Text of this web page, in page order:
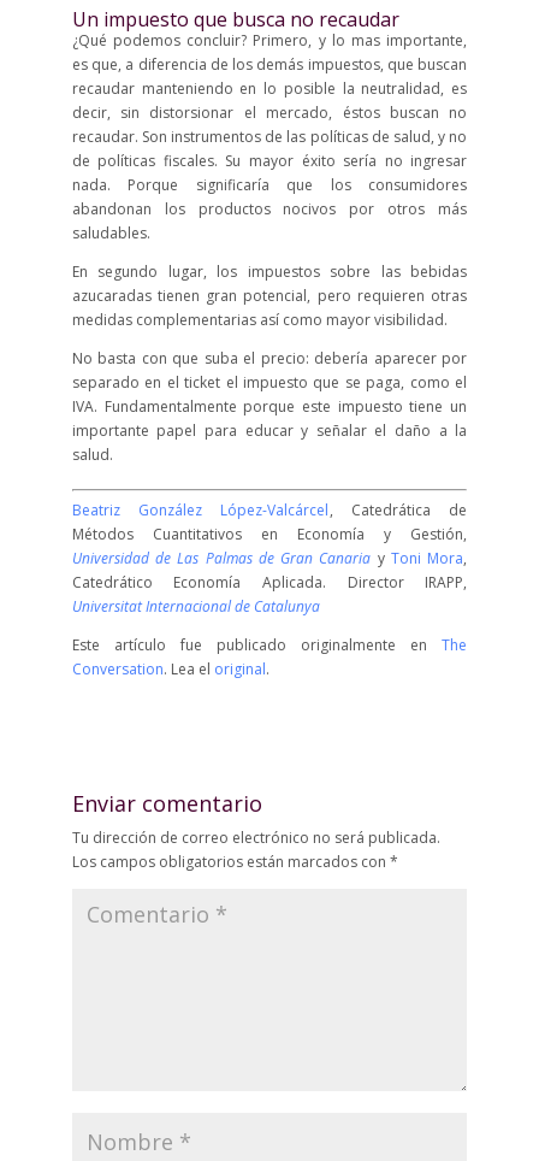
Un impuesto que busca no recaudar
¿Qué podemos concluir? Primero, y lo mas importante,
es que, a diferencia de los demás impuestos, que buscan
recaudar manteniendo en lo posible la neutralidad, es
decir, sin distorsionar el mercado, éstos buscan no
recaudar. Son instrumentos de las políticas de salud, y no
de políticas fiscales. Su mayor éxito sería no ingresar
nada. Porque significaría que los consumidores
abandonan los productos nocivos por otros más
saludables.
En segundo lugar, los impuestos sobre las bebidas
azucaradas tienen gran potencial, pero requieren otras
medidas complementarias así como mayor visibilidad.
No basta con que suba el precio: debería aparecer por
separado en el ticket el impuesto que se paga, como el
IVA. Fundamentalmente porque este impuesto tiene un
importante papel para educar y señalar el daño a la
salud.
Beatriz González López-Valcárcel, Catedrática de
Métodos Cuantitativos en Economía y Gestión,
Universidad de Las Palmas de Gran Canaria y Toni Mora,
Catedrático Economía Aplicada. Director IRAPP,
Universitat Internacional de Catalunya
Este artículo fue publicado originalmente enThe
Conversation. Lea el original.
Enviar comentario
Tu dirección de correo electrónico no será publicada.
Los campos obligatorios están marcados con *